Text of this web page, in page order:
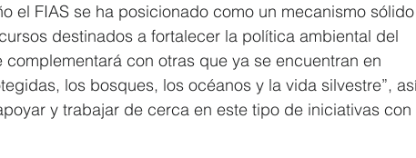
el FIAS se ha posicionado como un mecanismo sólido
destinados a fortalecer la política ambiental del
con otras que ya se encuentran en
los bosques, los océanos y la vida silvestre”,
y trabajar de cerca en este tipo de iniciativas con